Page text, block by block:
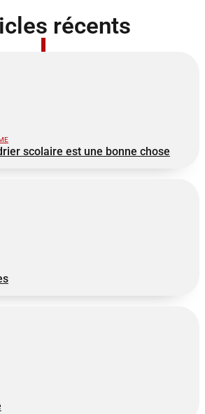
récents
scolaire est une bonne chose